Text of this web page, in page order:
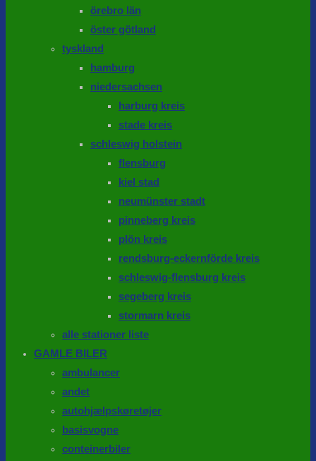
örebro län
öster götland
tyskland
hamburg
niedersachsen
harburg kreis
stade kreis
schleswig holstein
flensburg
kiel stad
neumünster stadt
pinneberg kreis
plön kreis
rendsburg-eckernförde kreis
schleswig-flensburg kreis
segeberg kreis
stormarn kreis
alle stationer liste
GAMLE BILER
ambulancer
andet
autohjælpskøretøjer
basisvogne
conteinerbiler